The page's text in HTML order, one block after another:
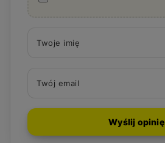
Twoje imię
Twój email
Wyślij opinię